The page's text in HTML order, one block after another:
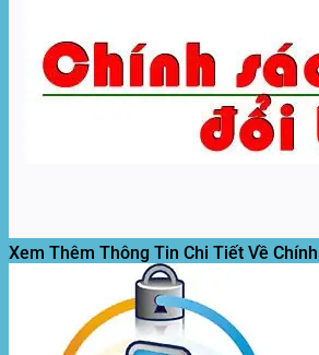
Xem Thêm Thông Tin Chi Tiết Về